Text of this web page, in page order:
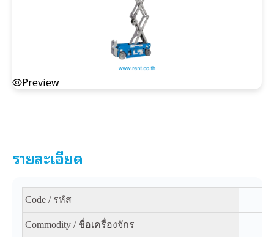
Preview
รายละเอียด
Code / รหัส
Commodity / ชื่อเครื่องจักร